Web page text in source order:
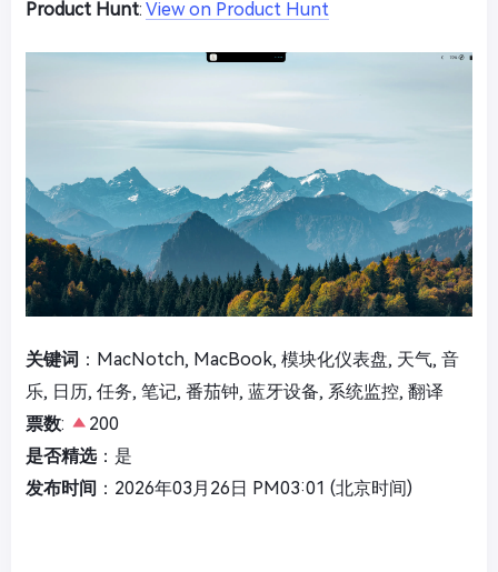
Product Hunt: View on Product Hunt
关键词 ：MacNotch, MacBook, 模块化仪表盘, 天气, 音
乐, 日历, 任务, 笔记, 番茄钟, 蓝牙设备, 系统监控, 翻译
票数:
200
是否精选：是
发布时间 ：2026年03月26日 PM03:01 (北京时间)